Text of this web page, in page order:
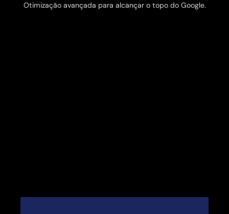
Otimização avançada para alcançar o topo do Google.